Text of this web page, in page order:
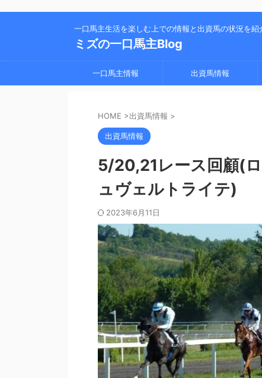
一口馬主生活を楽しむ上での情報と出資馬の状況を紹
ミズの一口馬主Blog
一口馬主情報 出資馬情報
HOME >出資馬情報 >
出資馬情報
5/20,21レース回顧(
ュヴェルトライテ)
2023年6月11日